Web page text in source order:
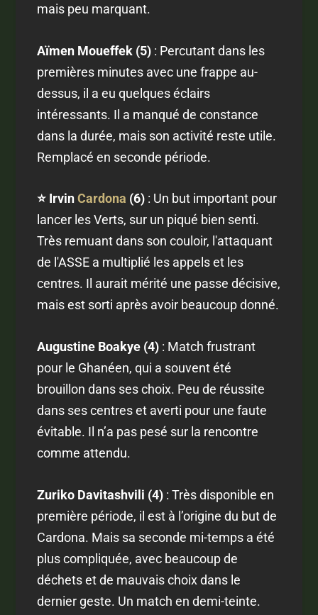
mais peu marquant.
Aïmen Moueffek (5) : Percutant dans les
premières minutes avec une frappe au-
dessus, il a eu quelques éclairs
intéressants. Il a manqué de constance
dans la durée, mais son activité reste utile.
Remplacé en seconde période.
⭐ IrvinCardona (6) : Un but important pour
lancer les Verts, sur un piqué bien senti.
Très remuant dans son couloir, l'attaquant
de l'ASSE a multiplié les appels et les
centres. Il aurait mérité une passe décisive,
mais est sorti après avoir beaucoup donné.
Augustine Boakye (4) : Match frustrant
pour le Ghanéen, qui a souvent été
brouillon dans ses choix. Peu de réussite
dans ses centres et averti pour une faute
évitable. Il n’a pas pesé sur la rencontre
comme attendu.
Zuriko Davitashvili (4) : Très disponible en
première période, il est à l’origine du but de
Cardona. Mais sa seconde mi-temps a été
plus compliquée, avec beaucoup de
déchets et de mauvais choix dans le
dernier geste. Un match en demi-teinte.